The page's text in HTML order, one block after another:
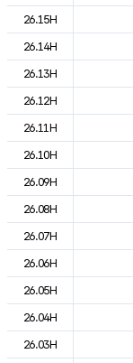
26.15H
26.14H
26.13H
26.12H
26.11H
26.10H
26.09H
26.08H
26.07H
26.06H
26.05H
26.04H
26.03H